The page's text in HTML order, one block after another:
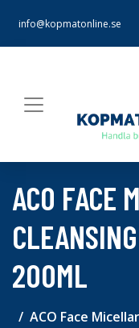
info@kopmatonline.se
ACO FACE
200ML
ACO Face